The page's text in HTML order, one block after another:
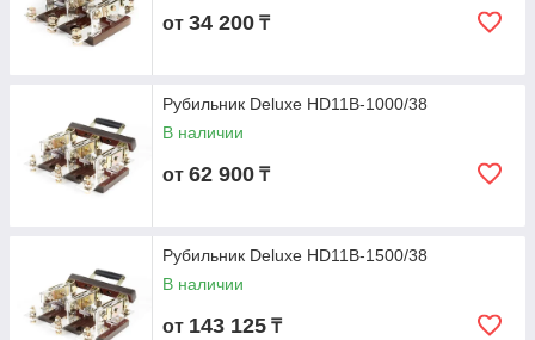
от 34 200 ₸
Рубильник Deluxe HD11B-1000/38
В наличии
от 62 900 ₸
Рубильник Deluxe HD11B-1500/38
В наличии
от 143 125 ₸